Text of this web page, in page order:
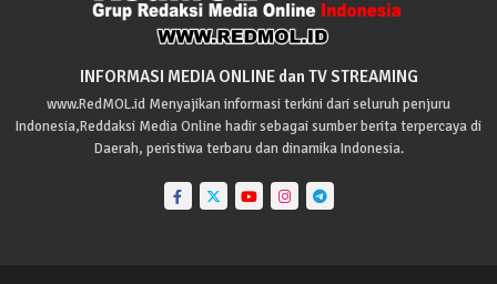
INFORMASI MEDIA ONLINE dan TV STREAMING
www.RedMOL.id Menyajikan informasi terkini dari seluruh penjuru
Indonesia,Reddaksi Media Online hadir sebagai sumber berita terpercaya di
Daerah, peristiwa terbaru dan dinamika Indonesia.